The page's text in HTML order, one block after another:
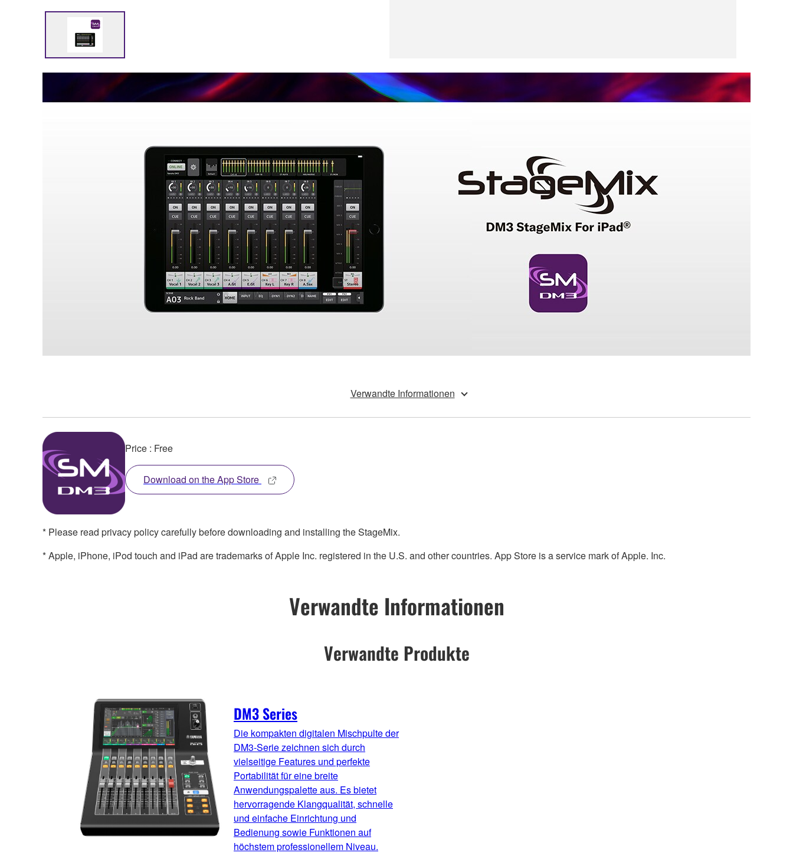
Verwandte Informationen
Price : Free
Download on the App Store
* Please read privacy policy carefully before downloading and installing the StageMix.
* Apple, iPhone, iPod touch and iPad are trademarks of Apple Inc. registered in the U.S. and other countries. App Store is a service mark of Apple. Inc.
Verwandte Informationen
Verwandte Produkte
DM3 Series
Die kompakten digitalen Mischpulte der
DM3-Serie zeichnen sich durch
vielseitige Features und perfekte
Portabilität für eine breite
Anwendungspalette aus. Es bietet
hervorragende Klangqualität, schnelle
und einfache Einrichtung und
Bedienung sowie Funktionen auf
höchstem professionellem Niveau.